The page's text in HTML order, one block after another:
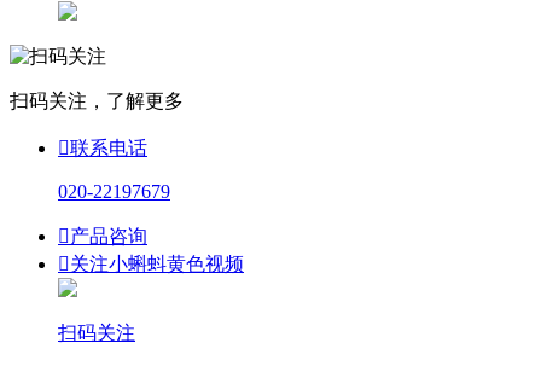
扫码关注，了解更多
联系电话
020-22197679
产品咨询
关注小蝌蚪黄色视频
扫码关注